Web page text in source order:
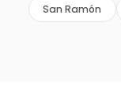
San Ramón